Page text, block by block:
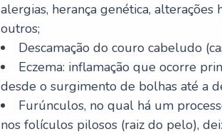
alergias, herança genética,
outros;
Descamação do couro cabeludo
Eczema: inflamação que ocorre
desde o surgimento de bolhas até a
Furúnculos, no qual há um
nos folículos pilosos (raiz do pelo),